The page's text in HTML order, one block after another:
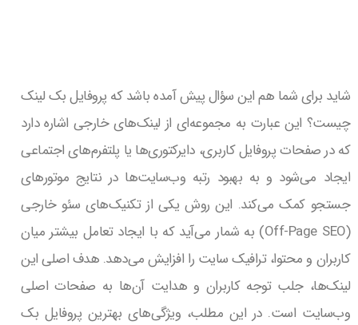
شاید برای شما هم این سؤال پیش آمده باشد که پروفایل بک لینک
چیست؟ این عبارت به مجموعه‌ای از لینک‌های خارجی اشاره دارد
که در صفحات پروفایل کاربری، دایرکتوری‌ها یا پلتفرم‌های اجتماعی
ایجاد می‌شود و به بهبود رتبه وب‌سایت‌ها در نتایج موتورهای
جستجو کمک می‌کند. این روش یکی از تکنیک‌های سئو خارجی
(Off-Page SEO) به شمار می‌آید که با ایجاد تعامل بیشتر میان
کاربران و محتوا، ترافیک سایت را افزایش می‌دهد. هدف اصلی این
لینک‌ها، جلب توجه کاربران و هدایت آن‌ها به صفحات اصلی
وب‌سایت است. در این مطلب، ویژگی‌های بهترین پروفایل بک